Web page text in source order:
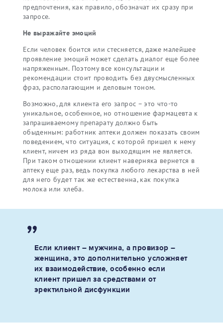
предпочтения, как правило, обозначат их сразу при
запросе.
Не выражайте эмоций
Если человек боится или стесняется, даже малейшее
проявление эмоций может сделать диалог еще более
напряженным. Поэтому все консультации и
рекомендации стоит проводить без двусмысленных
фраз, располагающим и деловым тоном.
Возможно, для клиента его запрос – это что-то
уникальное, особенное, но отношение фармацевта к
запрашиваемому препарату должно быть
обыденным: работник аптеки должен показать своим
поведением, что ситуация, с которой пришел к нему
клиент, ничем из ряда вон выходящим не является.
При таком отношении клиент наверняка вернется в
аптеку еще раз, ведь покупка любого лекарства в ней
для него будет так же естественна, как покупка
молока или хлеба.
Если клиент – мужчина, а провизор –
женщина, это дополнительно усложняет
их взаимодействие, особенно если
клиент пришел за средствами от
эректильной дисфункции